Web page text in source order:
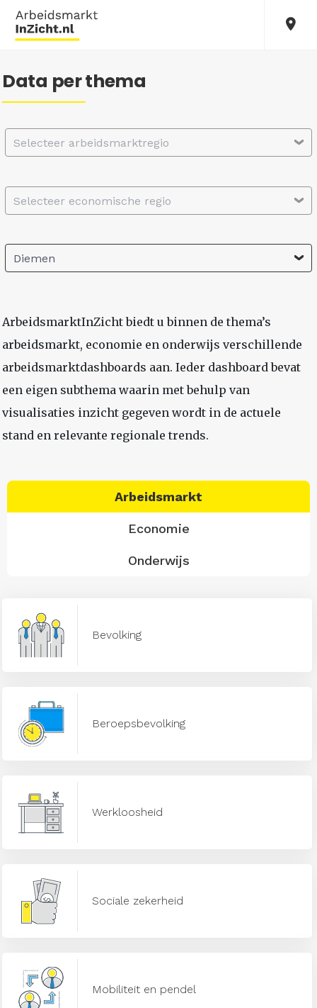
Data per thema
Selecteer arbeidsmarktregio
Selecteer economische regio
Diemen
ArbeidsmarktInZicht biedt u binnen de thema’s
arbeidsmarkt, economie en onderwijs verschillende
arbeidsmarktdashboards aan. Ieder dashboard bevat
een eigen subthema waarin met behulp van
visualisaties inzicht gegeven wordt in de actuele
stand en relevante regionale trends.
Arbeidsmarkt
Economie
Onderwijs
Bevolking
Beroepsbevolking
Werkloosheid
Sociale zekerheid
Mobiliteit en pendel